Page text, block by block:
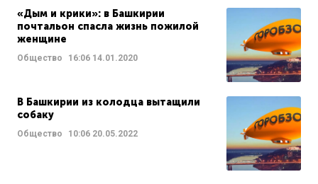
«Дым и крики»: в Башкирии
почтальон спасла жизнь пожилой
женщине
Общество 16:06 14.01.2020
В Башкирии из колодца вытащили
собаку
Общество 10:06 20.05.2022